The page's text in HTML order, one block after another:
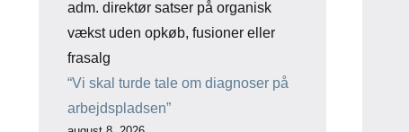
adm. direktør satser på organisk
vækst uden opkøb, fusioner eller
frasalg
“Vi skal turde tale om diagnoser på
arbejdspladsen”